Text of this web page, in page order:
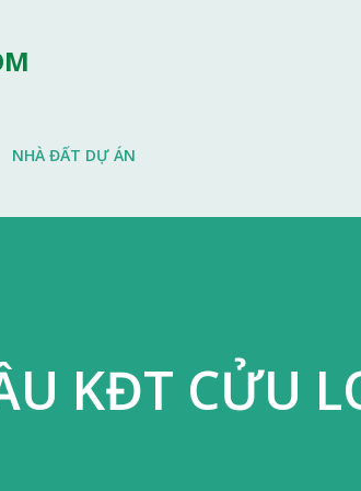
NHÀ ĐẤT DỰ ÁN
KĐT CỬU